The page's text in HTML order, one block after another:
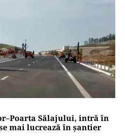
mandat de premier:
rând!”